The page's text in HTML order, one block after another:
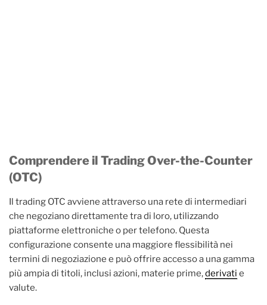
Comprendere il Trading Over-the-Counter
(OTC)
Il trading OTC avviene attraverso una rete di intermediari
che negoziano direttamente tra di loro, utilizzando
piattaforme elettroniche o per telefono. Questa
configurazione consente una maggiore flessibilità nei
termini di negoziazione e può offrire accesso a una gamma
più ampia di titoli, inclusi azioni, materie prime,derivati e
valute.